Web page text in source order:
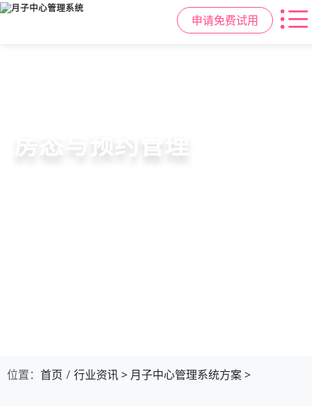
申请免费试用
一站式解决月子中心入住、护理、
母婴健康与护理管理
房态与预约管理
会员营销与智能锁客
位置： 首页 行业资讯> 月子中心管理系统方案>